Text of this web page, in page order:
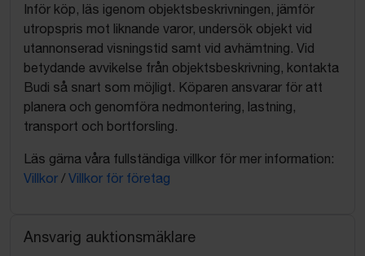
Inför köp, läs igenom objektsbeskrivningen, jämför
utropspris mot liknande varor, undersök objekt vid
utannonserad visningstid samt vid avhämtning. Vid
betydande avvikelse från objektsbeskrivning, kontakta
Budi så snart som möjligt. Köparen ansvarar för att
planera och genomföra nedmontering, lastning,
transport och bortforsling.
Läs gärna våra fullständiga villkor för mer information:
Villkor / Villkor för företag
Ansvarig auktionsmäklare